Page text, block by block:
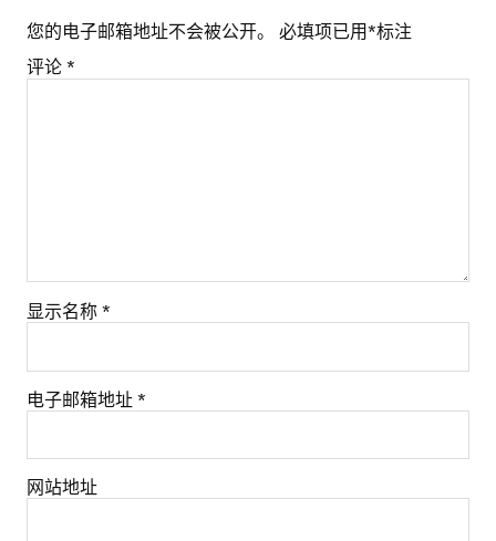
您的电子邮箱地址不会被公开。 必填项已用*标注
评论 *
显示名称 *
电子邮箱地址 *
网站地址